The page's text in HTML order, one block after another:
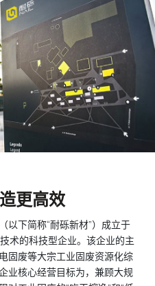
更高效
以下简称“耐砾新材”）成立于
术的科技型企业。该企业的主
固废等大宗工业固废资源化综
业核心经营目标为，兼顾大规